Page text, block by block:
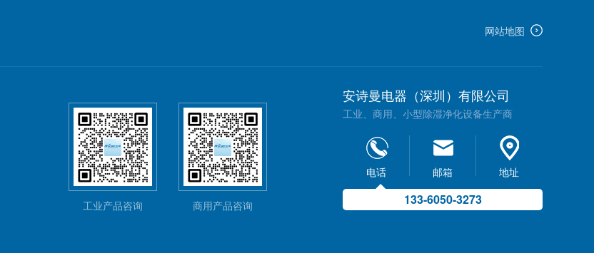
网站地图
工业产品咨询
商用产品咨询
安诗曼电器（深圳）有限公司
工业、商用、小型除湿净化设备生产商
电话
133-6050-3273
邮箱 地址